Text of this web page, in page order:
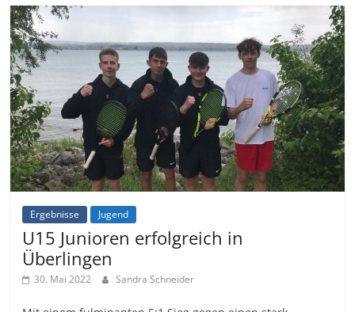
Ergebnisse Jugend
U15 Junioren erfolgreich in
Überlingen
30. Mai 2022 Sandra Schneider